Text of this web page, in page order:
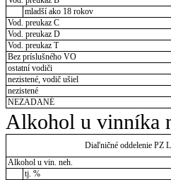
mladší ako 18 rokov
Vod. preukaz C
Vod. preukaz D
Vod. preukaz T
Bez príslušného VO
ostatní vodiči
nezistené, vodič ušiel
nezistené
NEZADANÉ
Alkohol u vinníka
Diaľničné oddelenie PZ
Alkohol u vin. neh.
tj. %